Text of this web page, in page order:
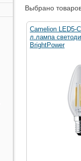
Выбрано
Camelion LED5-
л.лампа
BrightPower